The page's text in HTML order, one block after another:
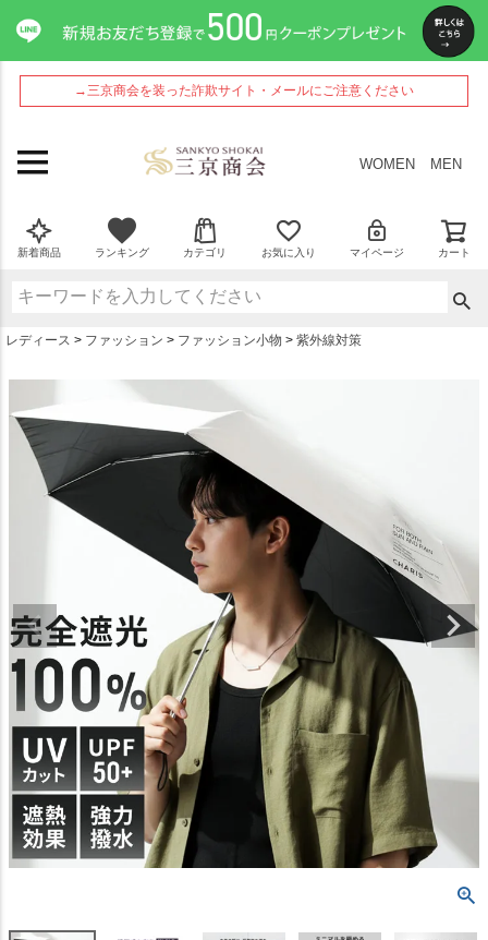
→三京商会を装った詐欺サイト・メールにご注意ください
WOMEN MEN
新着商品 ランキング カテゴリ お気に入り マイページ カート
レディース ファッション ファッション小物 紫外線対策
ペー
ジト
ップ
へ